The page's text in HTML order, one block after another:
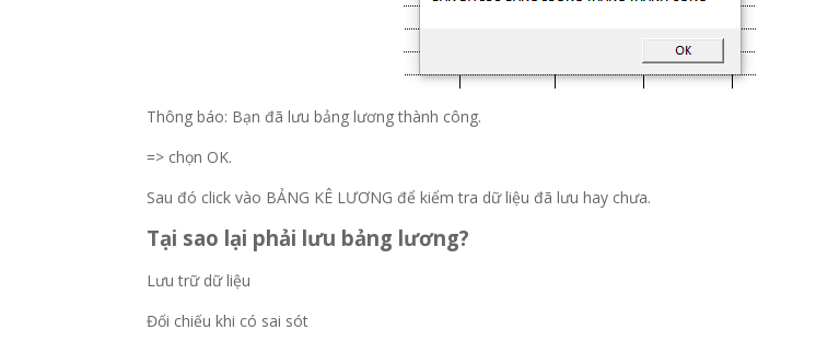
Thông báo: Bạn đã lưu bảng lương thành công.
=> chọn OK.
Sau đó click vào BẢNG KÊ LƯƠNG để kiểm tra dữ liệu đã lưu hay chưa.
Tại sao lại phải lưu bảng lương?
Lưu trữ dữ liệu
Đối chiếu khi có sai sót